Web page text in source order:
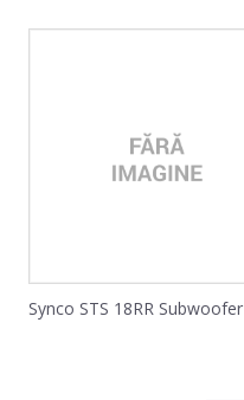
Synco STS 18RR Subwoofer